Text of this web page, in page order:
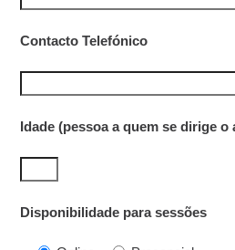
Contacto Telefónico
Idade (pessoa a quem se dirige o
Disponibilidade para sessões